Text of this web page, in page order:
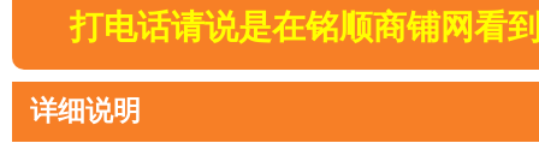
打电话请说是在铭顺商铺网看
详细说明